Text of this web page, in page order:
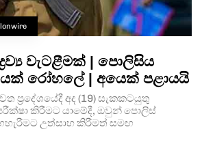
වැටළීමක් | පොලිසිය
රෝහලේ | අයෙක් පළායයි
ප්‍රදේශයේදී අද (19) සැකකටයුතු
කිරීමට යාමේදී, ඔවුන් පොලිස්
උත්සාහ කිරීමත් සමඟ